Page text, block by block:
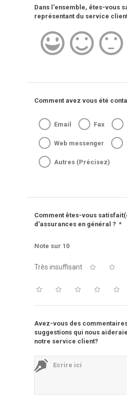
Dans l'ensemble, êtes-vous
représentant du service
Comment avez vous été
Email Fax
Web messenger
Autres (Précisez)
Comment êtes-vous
d'assurances en général ? *
Note sur 10
Très insuffisant
Avez-vous des
suggestions qui nous
notre service client?
Ecrire ici